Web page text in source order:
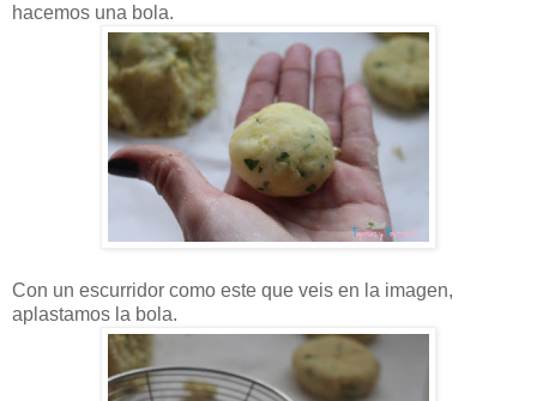
hacemos una bola.
Con un escurridor como este que veis en la imagen,
aplastamos la bola.